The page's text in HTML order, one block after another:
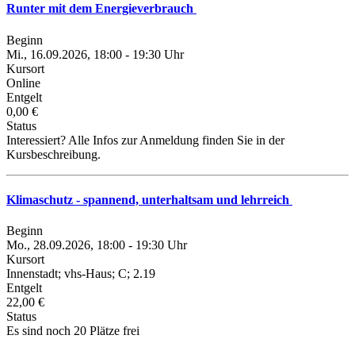
Runter mit dem Energieverbrauch
Beginn
Mi., 16.09.2026, 18:00 - 19:30 Uhr
Kursort
Online
Entgelt
0,00 €
Status
Interessiert? Alle Infos zur Anmeldung finden Sie in der
Kursbeschreibung.
Klimaschutz - spannend, unterhaltsam und lehrreich
Beginn
Mo., 28.09.2026, 18:00 - 19:30 Uhr
Kursort
Innenstadt; vhs-Haus; C; 2.19
Entgelt
22,00 €
Status
Es sind noch 20 Plätze frei